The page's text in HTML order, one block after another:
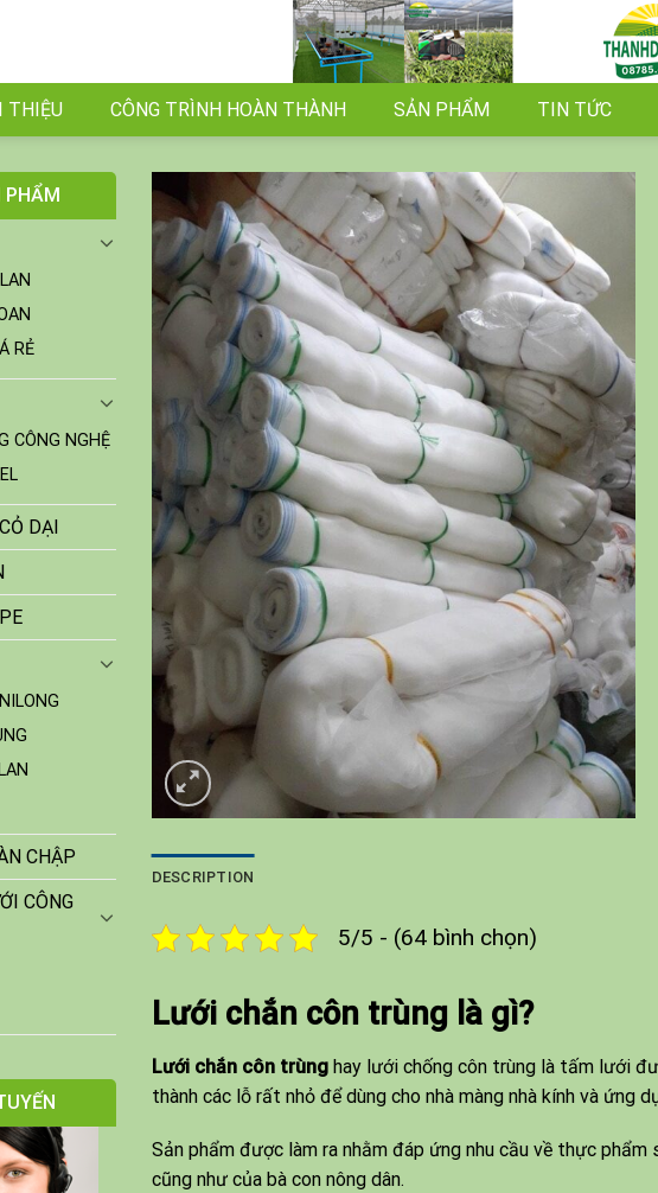
THIỆU CÔNG TRÌNH HOÀN THÀNH SẢN PHẨM TIN TỨC
PHẨM
RẺ
CÔNG NGHỆ
DẠI
CHẬP
CÔNG
DESCRIPTION
5/5 - (64 bình chọn)
Lưới chắn côn trùng là gì?
Lưới chắn côn trùnghay lưới chống côn trùng là tấm lưới
thành các lỗ rất nhỏ để dùng cho nhà màng nhà kính và ứng
Sản phẩm được làm ra nhằm đáp ứng nhu cầu về thực
cũng như của bà con nông dân.